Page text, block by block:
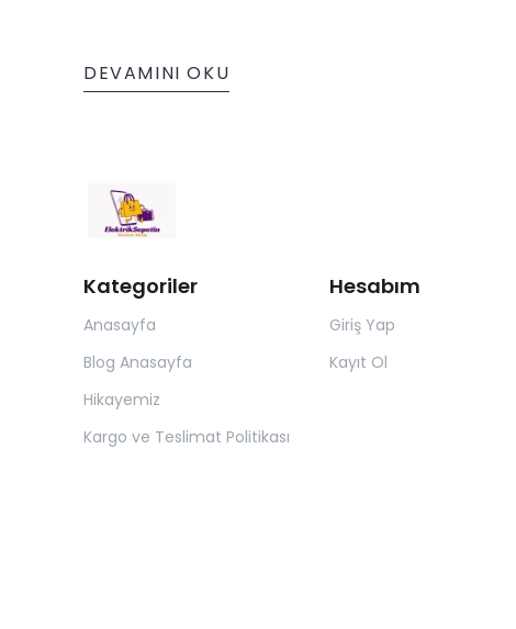
DEVAMINI OKU
Kategoriler
Anasayfa
Blog Anasayfa
Hikayemiz
Kargo ve Teslimat Politikası
Hesabım
Giriş Yap
Kayıt Ol